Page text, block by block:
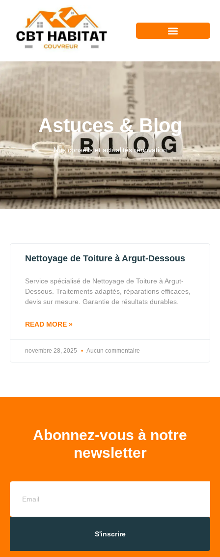
Astuces & Blog
Nos conseils et actualités rénovation
Nettoyage de Toiture à Argut-Dessous
Service spécialisé de Nettoyage de Toiture à Argut-
Dessous. Traitements adaptés, réparations efficaces,
devis sur mesure. Garantie de résultats durables.
READ MORE »
novembre 28, 2025 Aucun commentaire
Abonnez-vous à notre
newsletter
S'inscrire